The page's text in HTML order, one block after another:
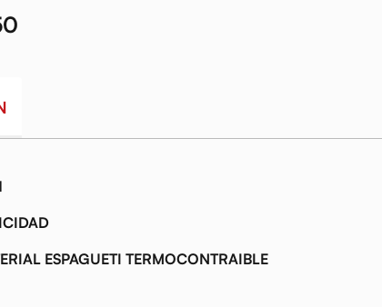
ESPAGUETI TERMOCONTRAIBLE